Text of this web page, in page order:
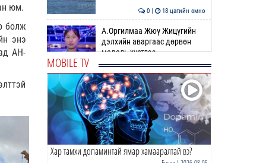
юм.
болж
энэ
АН-
0 | 18 цагийн өмнө
А.Оргилмаа Жюү Жицүгийн
дэлхийн аваргаас дөрвөн
медаль хүртлээ
“Хотын дарга сонсож байна”
150150 тусгай дугаарыг
наймдугаар сарын 14-…
0 | 18 цагийн өмнө
НИТХ | Иргэдийн өргөдөл,
MOBILE TV
Хар тамхи допаминтай ямар хамааралтай вэ?